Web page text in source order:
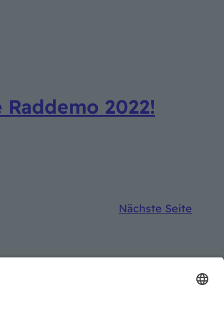
2022!
Nächste Seite